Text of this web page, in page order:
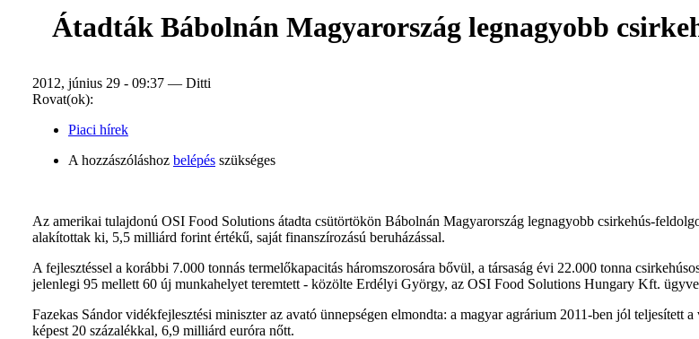
Átadták Bábolnán Magyarország legnagyobb
2012, június 29 - 09:37 — Ditti
Rovat(ok):
Piaci hírek
A hozzászóláshoz belépés szükséges
Az amerikai tulajdonú OSI Food Solutions átadta csütörtökön Bábolnán Magyarország legnagyobb csirkehús-
alakítottak ki, 5,5 milliárd forint értékű, saját finanszírozású beruházással.
A fejlesztéssel a korábbi 7.000 tonnás termelőkapacitás háromszorosára bővül, a társaság évi 22.000 tonna
jelenlegi 95 mellett 60 új munkahelyet teremtett - közölte Erdélyi György, az OSI Food Solutions Hungary Kft.
Fazekas Sándor vidékfejlesztési miniszter az avató ünnepségen elmondta: a magyar agrárium 2011-ben jól teljesített
képest 20 százalékkal, 6,9 milliárd euróra nőtt.